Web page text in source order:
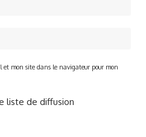
mon site dans le navigateur pour mon
liste de diffusion